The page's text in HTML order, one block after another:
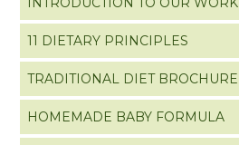
11 DIETARY PRINCIPLES
TRADITIONAL DIET BROCHURE
HOMEMADE BABY FORMULA